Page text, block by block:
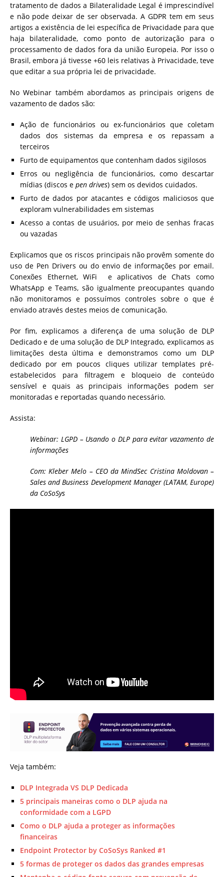
tratamento de dados a Bilateralidade Legal é imprescindível
e não pode deixar de ser observada. A GDPR tem em seus
artigos a existência de lei específica de Privacidade para que
haja bilateralidade, como ponto de autorização para o
processamento de dados fora da união Europeia. Por isso o
Brasil, embora já tivesse +60 leis relativas à Privacidade, teve
que editar a sua própria lei de privacidade.
No Webinar também abordamos as principais origens de
vazamento de dados são:
Ação de funcionários ou ex-funcionários que coletam
dados dos sistemas da empresa e os repassam a
terceiros
Furto de equipamentos que contenham dados sigilosos
Erros ou negligência de funcionários, como descartar
mídias (discos e pen drives) sem os devidos cuidados.
Furto de dados por atacantes e códigos maliciosos que
exploram vulnerabilidades em sistemas
Acesso a contas de usuários, por meio de senhas fracas
ou vazadas
Explicamos que os riscos principais não provêm somente do
uso de Pen Drivers ou do envio de informações por email.
Conexões Ethernet, WiFi e aplicativos de Chats como
WhatsApp e Teams, são igualmente preocupantes quando
não monitoramos e possuímos controles sobre o que é
enviado através destes meios de comunicação.
Por fim, explicamos a diferença de uma solução de DLP
Dedicado e de uma solução de DLP Integrado, explicamos as
limitações desta última e demonstramos como um DLP
dedicado por em poucos cliques utilizar templates pré-
estabelecidos para filtragem e bloqueio de conteúdo
sensível e quais as principais informações podem ser
monitoradas e reportadas quando necessário.
Assista:
Webinar: LGPD – Usando o DLP para evitar vazamento de
informações
Com: Kleber Melo – CEO da MindSec Cristina Moldovan –
Sales and Business Development Manager (LATAM, Europe)
da CoSoSys
Veja também:
DLP Integrada VS DLP Dedicada
5 principais maneiras como o DLP ajuda na
conformidade com a LGPD
Como o DLP ajuda a proteger as informações
financeiras
Endpoint Protector by CoSoSys Ranked #1
5 formas de proteger os dados das grandes empresas